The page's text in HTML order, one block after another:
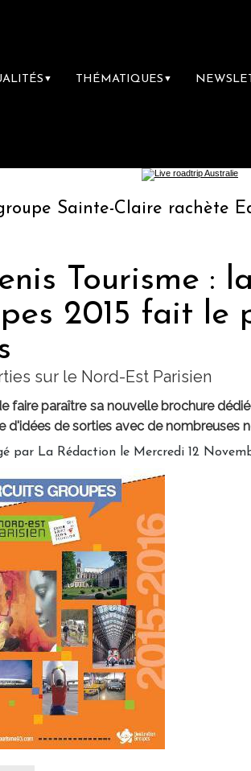
▼ THÉMATIQUES ▼
Claire rachète Eden Tour
Tourisme : la
2015 fait le
sur le Nord-Est Parisien
faire paraître sa nouvelle brochure
d'idées de sorties avec de nombreuses
par La Rédaction le Mercredi 12